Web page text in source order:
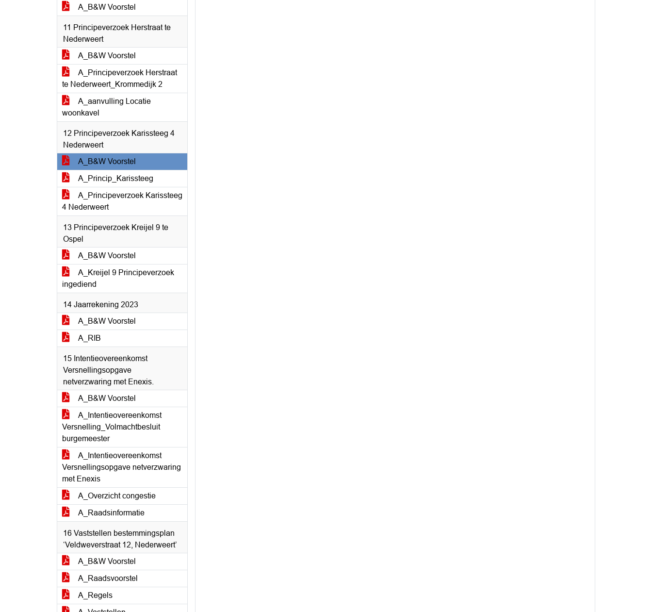
A_B&W Voorstel
11 Principeverzoek Herstraat te
Nederweert
A_B&W Voorstel
A_Principeverzoek Herstraat
te Nederweert_Krommedijk 2
A_aanvulling Locatie
woonkavel
12 Principeverzoek Karissteeg 4
Nederweert
A_B&W Voorstel
A_Princip_Karissteeg
A_Principeverzoek Karissteeg
4 Nederweert
13 Principeverzoek Kreijel 9 te
Ospel
A_B&W Voorstel
A_Kreijel 9 Principeverzoek
ingediend
14 Jaarrekening 2023
A_B&W Voorstel
A_RIB
15 Intentieovereenkomst
Versnellingsopgave
netverzwaring met Enexis.
A_B&W Voorstel
A_Intentieovereenkomst
Versnelling_Volmachtbesluit
burgemeester
A_Intentieovereenkomst
Versnellingsopgave netverzwaring
met Enexis
A_Overzicht congestie
A_Raadsinformatie
16 Vaststellen bestemmingsplan
‘Veldweverstraat 12, Nederweert’
A_B&W Voorstel
A_Raadsvoorstel
A_Regels